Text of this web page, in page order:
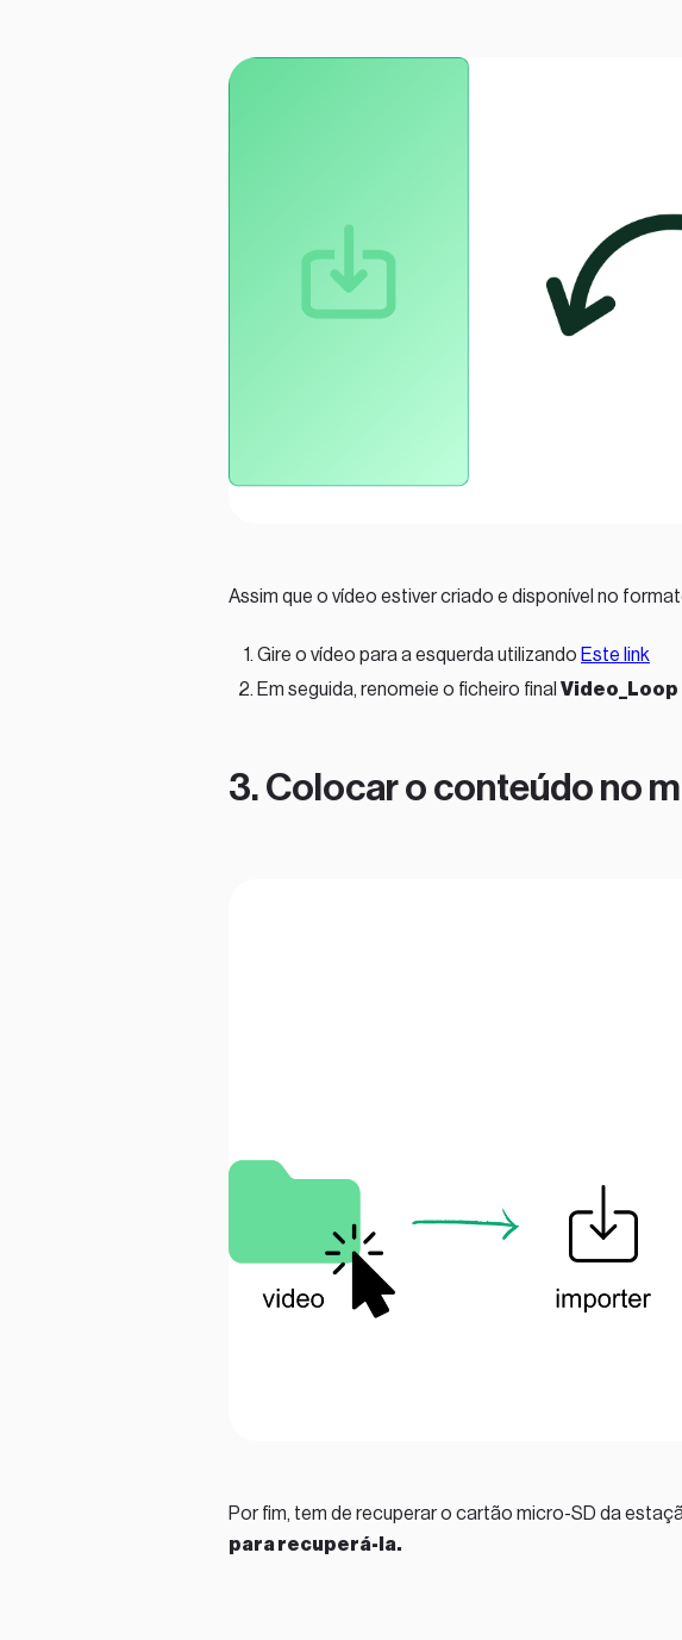
Assim que o vídeo estiver criado e disponível no
Gire o vídeo para a esquerda utilizando Este link
Em seguida, renomeie o ficheiro final Video_Loop
3. Colocar o conteúdo no
Por fim, tem de recuperar o cartão micro-SD da
para recuperá-la.